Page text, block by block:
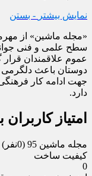
نمایش بیشتر - بستن
سطح علمی و فنی
عموم علاقمندان
دوستان باعث دلگرمی
جهت ادامه کار
دارد.
امتیاز کاربران
مجله ماشین 95
(0نفر)
کیفیت ساخت
0